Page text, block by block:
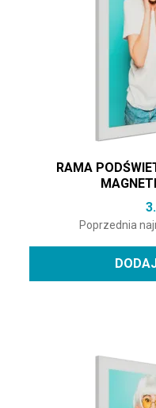
RAMA
Poprzednia